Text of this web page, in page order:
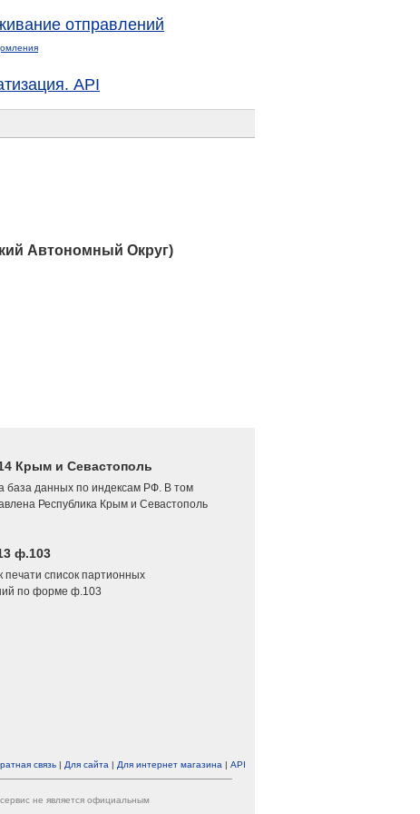
отправлений
API
Автономный Округ)
Крым и Севастополь
база данных по индексам РФ. В том
Республика Крым и Севастополь
ф.103
печати список партионных
по форме ф.103
связь | Для сайта | Для интернет магазина | API
не является официальным